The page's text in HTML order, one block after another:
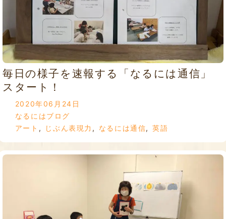
毎日の様子を速報する「なるには通信」
スタート！
2020年06月24日
なるにはブログ
アート , じぶん表現力 , なるには通信,英語